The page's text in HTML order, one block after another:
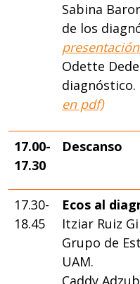
Sabina
de los
Odette
diagnóstico.
en pdf)
17.00-
17.30
Descanso
17.30-
18.45
Ecos al
Itziar Ruiz
Grupo de
UAM.